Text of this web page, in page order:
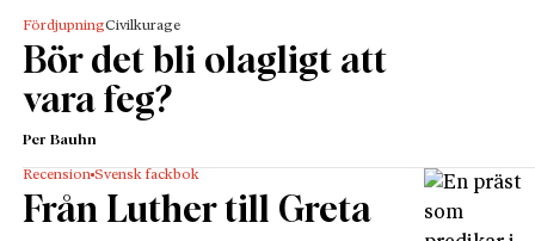
FördjupningCivilkurage
Bör det bli olagligt att
vara feg?
Per Bauhn
Recension Svensk fackbok
Från Luther till Greta